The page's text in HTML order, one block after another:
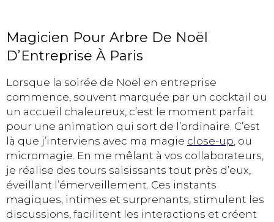
Magicien Pour Arbre De Noël
D’Entreprise À Paris
Lorsque la soirée de Noël en entreprise
commence, souvent marquée par un cocktail ou
un accueil chaleureux, c’est le moment parfait
pour une animation qui sort de l’ordinaire. C’est
là que j’interviens avec ma magie close-up, ou
micromagie. En me mêlant à vos collaborateurs,
je réalise des tours saisissants tout près d’eux,
éveillant l’émerveillement. Ces instants
magiques, intimes et surprenants, stimulent les
discussions, facilitent les interactions et créent